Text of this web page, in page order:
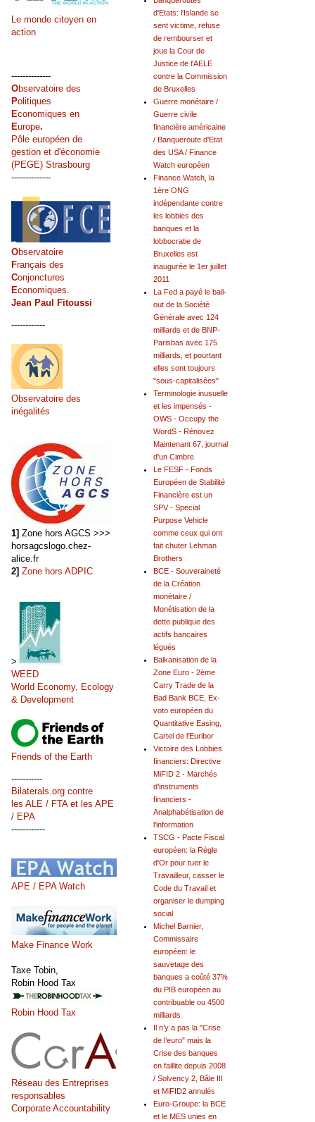
d'Etats: l'Islande se
sent victime, refuse
de rembourser et
joue la Cour de
Justice de l'AELE
contre la Commission
de Bruxelles
Guerre monétaire /
Guerre civile
financière américaine
/ Banqueroute d'Etat
des USA / Finance
Watch européen
Finance Watch, la
1ère ONG
indépendante contre
les lobbies des
banques et la
lobbocratie de
Bruxelles est
inaugurée le 1er juillet
2011
La Fed a payé le bail-
out de la Société
Générale avec 124
milliards et de BNP-
Parisbas avec 175
milliards, et pourtant
elles sont toujours
"sous-capitalisées"
Terminologie inusuelle
et les impensés -
OWS - Occupy the
WordS - Rénovez
Maintenant 67, journal
d'un Cimbre
Le FESF - Fonds
Européen de Stabilité
Financière est un
SPV - Special
Purpose Vehicle
comme ceux qui ont
fait chuter Lehman
Brothers
BCE - Souveraineté
de la Création
monétaire /
Monétisation de la
dette publique des
actifs bancaires
légués
Balkanisation de la
Zone Euro - 2ème
Carry Trade de la
Bad Bank BCE, Ex-
voto européen du
Quantitative Easing,
Cartel de l'Euribor
Victoire des Lobbies
financiers: Directive
MiFID 2 - Marchés
d’instruments
financiers -
Analphabétisation de
l'information
TSCG - Pacte Fiscal
européen: la Règle
d'Or pour tuer le
Travailleur, casser le
Code du Travail et
organiser le dumping
social
Michel Barnier,
Commissaire
européen: le
sauvetage des
banques a coûté 37%
du PIB européen au
contribuable ou 4500
milliards
Il n’y a pas la "Crise
de l’euro" mais la
Crise des banques
en faillite depuis 2008
/ Solvency 2, Bâle III
et MiFID2 annulés
Euro-Groupe: la BCE
et le MES unies en
Le monde citoyen en
action
--------------
Observatoire des
Politiques
Economiques en
Europe.
Pôle européen de
gestion et d'économie
(PEGE) Strasbourg
--------------
Observatoire
Français des
Conjonctures
Economiques.
Jean Paul Fitoussi
------------
Observatoire des
inégalités
1] Zone hors AGCS >>>
horsagcslogo.chez-
alice.fr
2] Zone hors ADPIC
>
WEED
World Economy, Ecology
& Development
Friends of the Earth
-----------
Bilaterals.org contre
les ALE / FTA et les APE
/ EPA
------------
APE / EPA Watch
Make Finance Work
Taxe Tobin,
Robin Hood Tax
Robin Hood Tax
Réseau des Entreprises
responsables
Corporate Accountability